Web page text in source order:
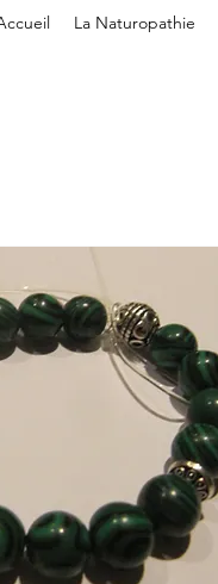
La Naturopathie